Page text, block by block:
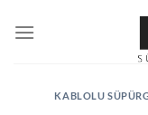
atla
KABLOLU